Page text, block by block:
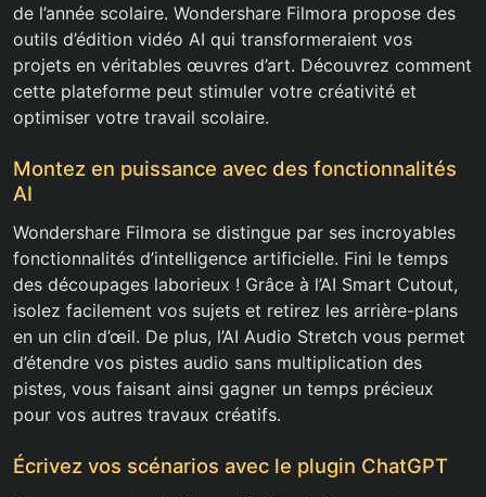
de l’année scolaire. Wondershare Filmora propose des
outils d’édition vidéo AI qui transformeraient vos
projets en véritables œuvres d’art. Découvrez comment
cette plateforme peut stimuler votre créativité et
optimiser votre travail scolaire.
Montez en puissance avec des fonctionnalités
AI
Wondershare Filmora se distingue par ses incroyables
fonctionnalités d’intelligence artificielle. Fini le temps
des découpages laborieux ! Grâce à l’AI Smart Cutout,
isolez facilement vos sujets et retirez les arrière-plans
en un clin d’œil. De plus, l’AI Audio Stretch vous permet
d’étendre vos pistes audio sans multiplication des
pistes, vous faisant ainsi gagner un temps précieux
pour vos autres travaux créatifs.
Écrivez vos scénarios avec le plugin ChatGPT